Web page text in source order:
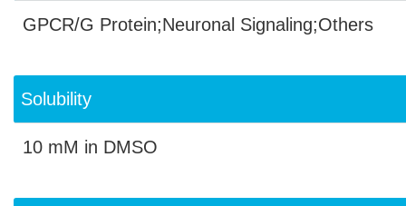
GPCR/G Protein;Neuronal Signaling;Others
Solubility
10 mM in DMSO